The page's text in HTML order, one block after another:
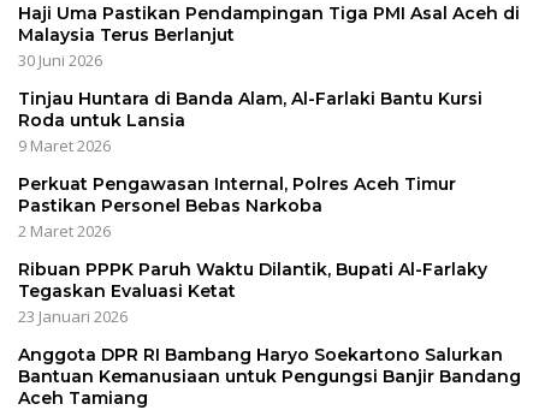
Haji Uma Pastikan Pendampingan Tiga PMI Asal Aceh di
Malaysia Terus Berlanjut
30 Juni 2026
Tinjau Huntara di Banda Alam, Al-Farlaki Bantu Kursi
Roda untuk Lansia
9 Maret 2026
Perkuat Pengawasan Internal, Polres Aceh Timur
Pastikan Personel Bebas Narkoba
2 Maret 2026
Ribuan PPPK Paruh Waktu Dilantik, Bupati Al-Farlaky
Tegaskan Evaluasi Ketat
23 Januari 2026
Anggota DPR RI Bambang Haryo Soekartono Salurkan
Bantuan Kemanusiaan untuk Pengungsi Banjir Bandang
Aceh Tamiang